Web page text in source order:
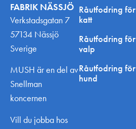
FABRIK NÄSSJÖ
Verkstadsgatan 7
57134 Nässjö
Sverige
MUSH är en del av
Snellman
koncernen
Vill du jobba hos
Råutfodring för
katt
Råutfodring för
valp
Råutfodring för
hund